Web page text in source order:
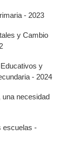
- 2023
y Cambio
y
- 2024
una necesidad
escuelas -